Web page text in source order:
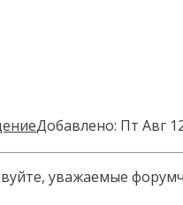
Добавлено: Пт Авг
уважаемые